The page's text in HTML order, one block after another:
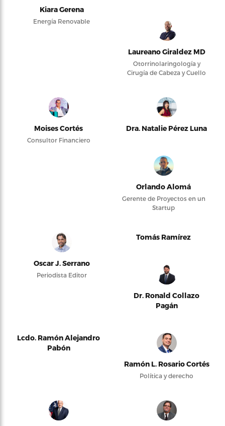
Kiara Gerena
Energía Renovable
Laureano Giraldez MD
Otorrinolaringología y
Cirugía de Cabeza y Cuello
Moises Cortés
Consultor Financiero
Dra. Natalie Pérez Luna
Orlando Alomá
Gerente de Proyectos en un
Startup
Oscar J. Serrano
Periodista Editor
Tomás Ramírez
Dr. Ronald Collazo
Pagán
Lcdo. Ramón Alejandro
Pabón
Ramón L. Rosario Cortés
Política y derecho